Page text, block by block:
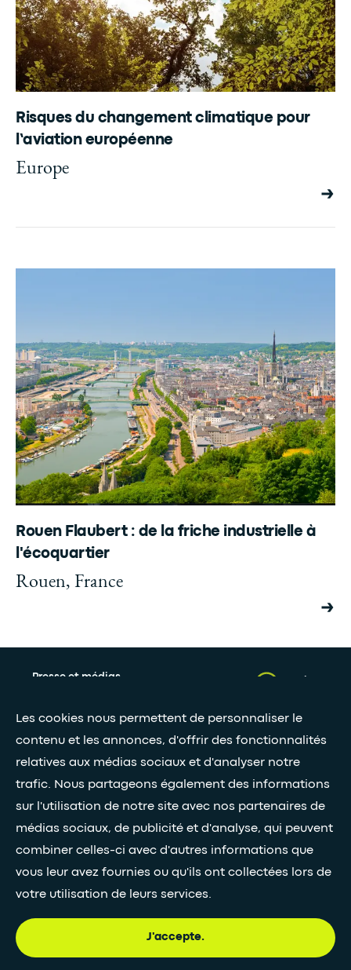
Les cookies nous permettent de personnaliser le
contenu et les annonces, d'offrir des fonctionnalités
relatives aux médias sociaux et d'analyser notre
trafic. Nous partageons également des informations
sur l'utilisation de notre site avec nos partenaires de
médias sociaux, de publicité et d'analyse, qui peuvent
combiner celles-ci avec d'autres informations que
vous leur avez fournies ou qu'ils ont collectées lors de
votre utilisation de leurs services.
J'accepte.
Risques du changement climatique pour
l’aviation européenne
Europe
Rouen Flaubert : de la friche industrielle à
l'écoquartier
Rouen, France
Presse et médias
Restez connectés grâce à notre newsletter
Inscription à la newsletter